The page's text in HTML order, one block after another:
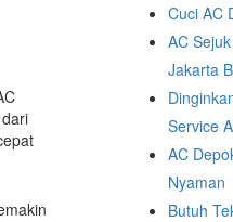
Cuci AC
AC
Jakarta
Service
AC
Nyaman
Butuh